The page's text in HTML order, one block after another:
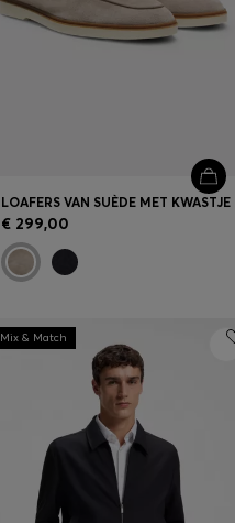
LOAFERS VAN SUÈDE MET KWASTJE
€ 299,00
Mix & Match